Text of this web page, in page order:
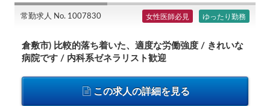
常勤求人 No. 1007830 女性医師必見 ゆったり勤務
倉敷市) 比較的落ち着いた、適度な労働強度 / きれいな
病院です / 内科系ゼネラリスト歓迎
この求人の詳細を見る